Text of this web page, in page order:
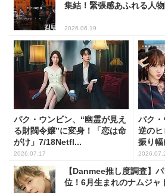
集結！緊張感あふれる人
2026.06.19
パク・ウンビン、“幽霊が見え
る財閥令嬢”に変身！「恋は命
がけ」7/18Netfl...
2026.07.17
パク
逆の
振り幅
【Danmee推し度調査】
位！6月生まれのナムジャ